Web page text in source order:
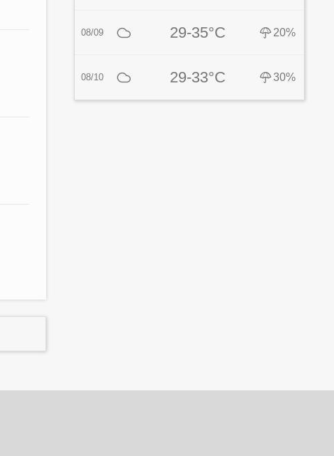
08/09 29-35°C 20%
08/10 29-33°C 30%